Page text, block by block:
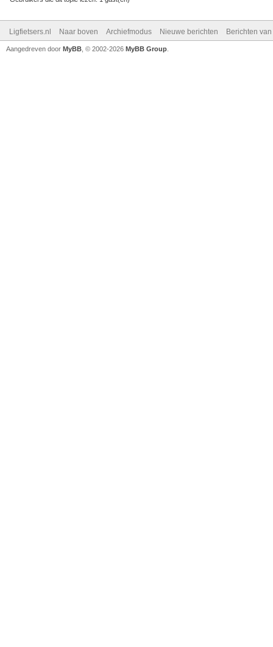
Ligfietsers.nl Naar boven Archiefmodus Nieuwe berichten Berichten
Aangedreven door MyBB , © 2002-2026 MyBB Group